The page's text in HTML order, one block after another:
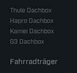
Thule Dachbox
Hapro Dachbox
Kamei Dachbox
G3 Dachbox
Fahrradträger